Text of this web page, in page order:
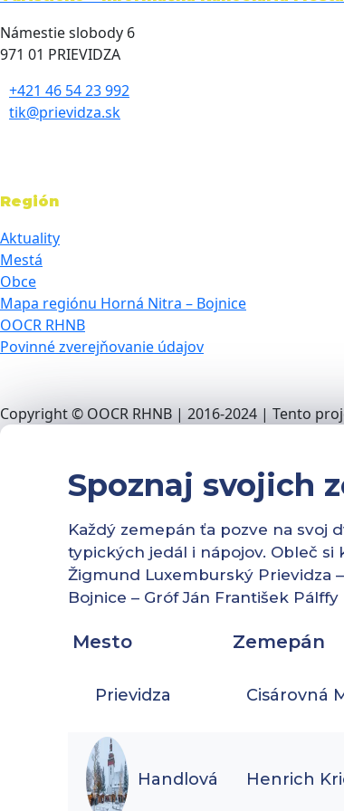
Námestie slobody 6
971 01 PRIEVIDZA
+421 46 54 23 992
tik@prievidza.sk
Región
Aktuality
Mestá
Obce
Mapa regiónu Horná Nitra – Bojnice
OOCR RHNB
Povinné zverejňovanie údajov
Copyright © OOCR RHNB | 2016-2024 | Tento
Spoznaj svojich
Každý zemepán ťa pozve na svoj
typických jedál i nápojov. Obleč si
Žigmund Luxemburský Prievidza
Bojnice – Gróf Ján František Pálffy
Mesto Zemepán
Prievidza Cisárovná
Handlová Henrich